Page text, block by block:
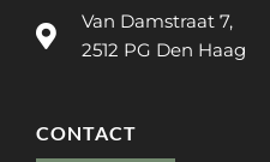
Van Damstraat 7,
2512 PG Den Haag
CONTACT